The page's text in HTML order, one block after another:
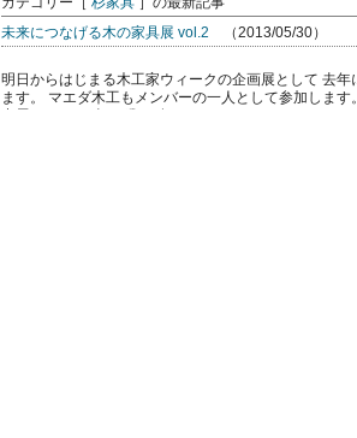
未来につなげる木の家具展 vol.2 （2013/05/30）
明日からはじまる木工家ウィークの企画展として 去
ます。 マエダ木工もメンバーの一人として参加しま